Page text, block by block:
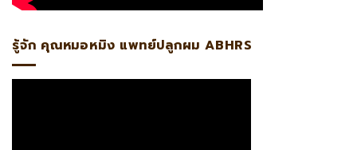
รู้จัก คุณหมอหมิง แพทย์ปลูกผม ABHRS